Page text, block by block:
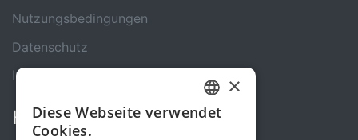
Nutzungsbedingungen
Datenschutz
Impressum
Kontakt GERMAN
×
Diese Webseite verwendet
Cookies.